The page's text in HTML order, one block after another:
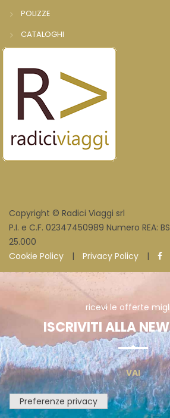
POLIZZE
CATALOGHI
Copyright © Radici Viaggi srl
P.I. e C.F. 02347450989 Numero REA:
25.000
Cookie Policy
| Privacy Policy |
ricevi le offerte
ISCRIVITI ALLA
VAI